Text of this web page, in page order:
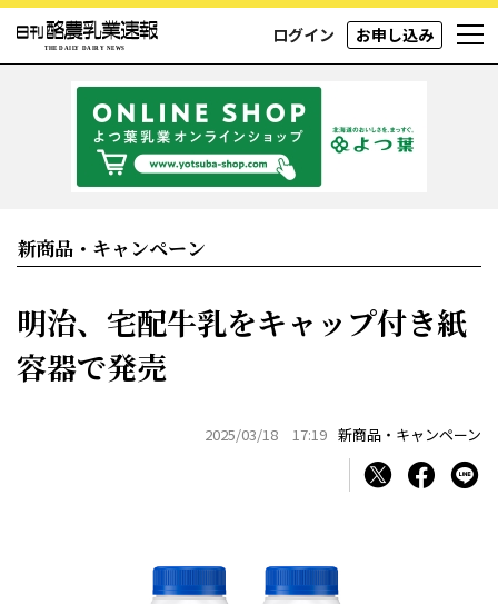
ログイン お申し込み
新商品・キャンペーン
明治、宅配牛乳をキャップ付き紙
容器で発売
2025/03/18 17:19 新商品・キャンペーン